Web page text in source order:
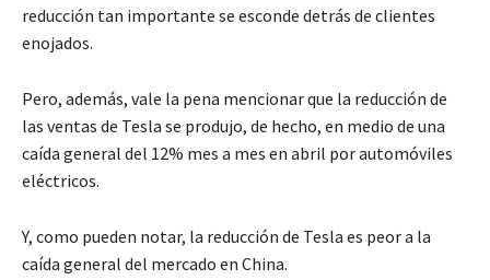
reducción tan importante se esconde detrás de clientes
enojados.
Pero, además, vale la pena mencionar que la reducción de
las ventas de Tesla se produjo, de hecho, en medio de una
caída general del 12% mes a mes en abril por automóviles
eléctricos.
Y, como pueden notar, la reducción de Tesla es peor a la
caída general del mercado en China.